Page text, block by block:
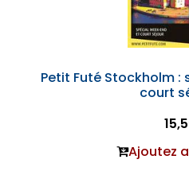
Petit Futé Stockholm
court
Ajoutez